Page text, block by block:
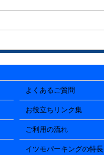
よくあるご質問
お役立ちリンク集
ご利用の流れ
イツモパーキングの特長